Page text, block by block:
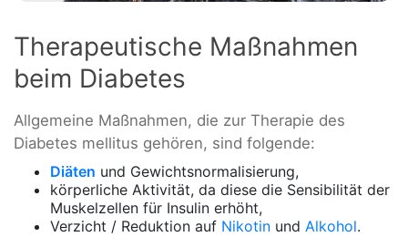
Therapeutische Maßnahmen
beim Diabetes
Allgemeine Maßnahmen, die zur Therapie des
Diabetes mellitus gehören, sind folgende:
Diäten und Gewichtsnormalisierung,
körperliche Aktivität, da diese die Sensibilität der
Muskelzellen für Insulin erhöht,
Verzicht / Reduktion auf Nikotin und Alkohol.